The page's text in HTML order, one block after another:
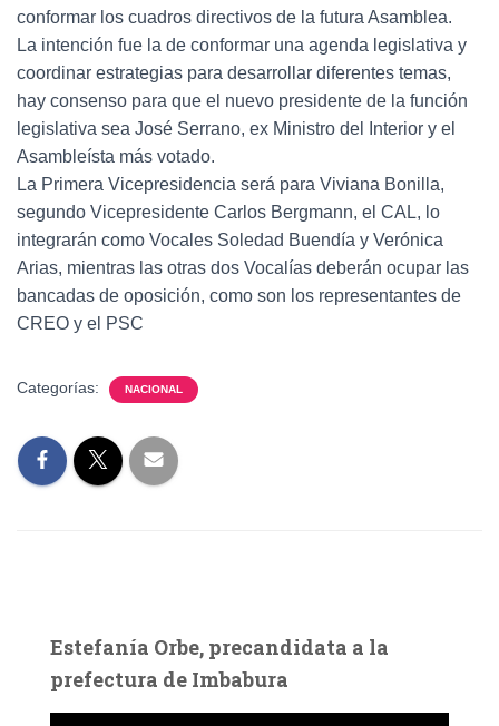
conformar los cuadros directivos de la futura Asamblea.
La intención fue la de conformar una agenda legislativa y
coordinar estrategias para desarrollar diferentes temas,
hay consenso para que el nuevo presidente de la función
legislativa sea José Serrano, ex Ministro del Interior y el
Asambleísta más votado.
La Primera Vicepresidencia será para Viviana Bonilla,
segundo Vicepresidente Carlos Bergmann, el CAL, lo
integrarán como Vocales Soledad Buendía y Verónica
Arias, mientras las otras dos Vocalías deberán ocupar las
bancadas de oposición, como son los representantes de
CREO y el PSC
Categorías: NACIONAL
Estefanía Orbe, precandidata a la
prefectura de Imbabura